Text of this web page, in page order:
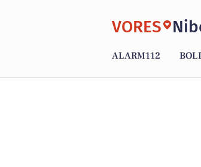
VORES
ALARM112